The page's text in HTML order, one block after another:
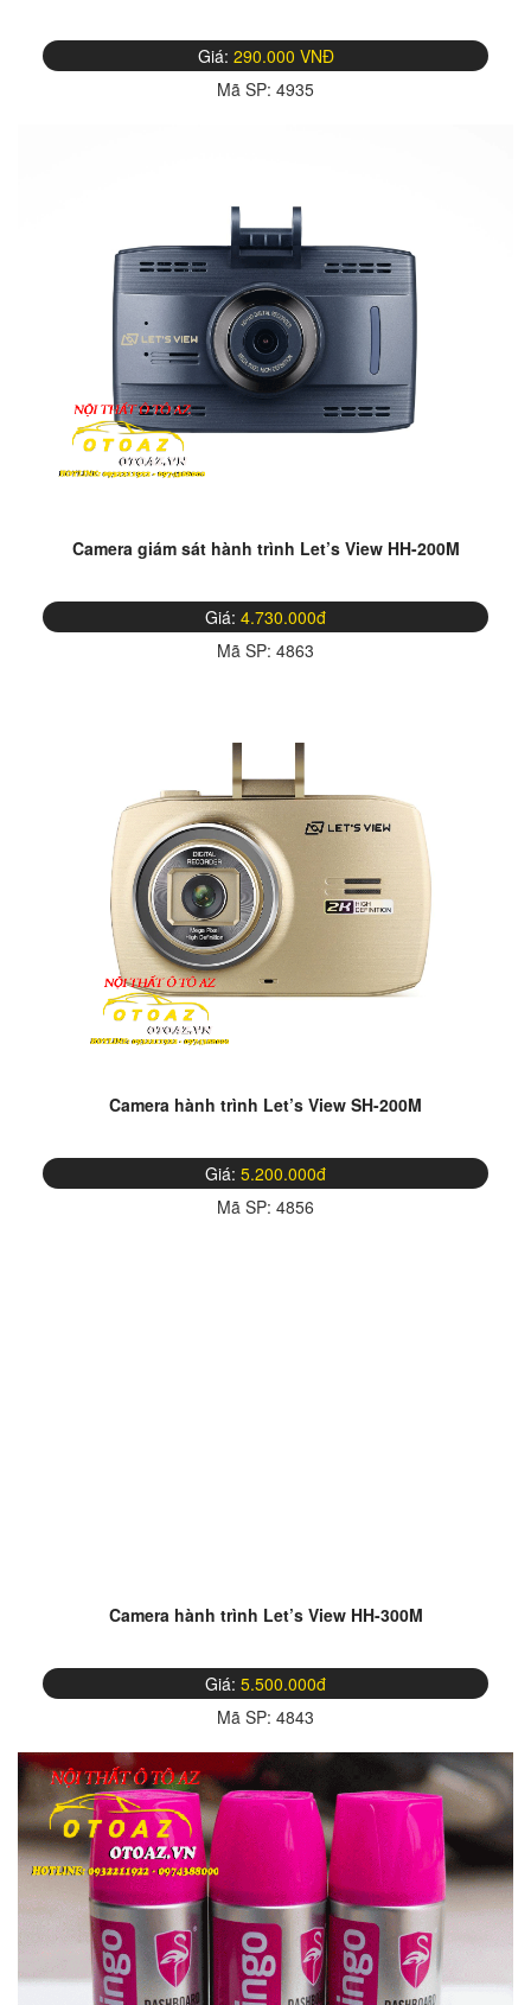
Giá: 290.000 VNĐ
Mã SP: 4935
Camera giám sát hành trình Let’s View HH-200M
Giá: 4.730.000đ
Mã SP: 4863
Camera hành trình Let’s View SH-200M
Giá: 5.200.000đ
Mã SP: 4856
Camera hành trình Let’s View HH-300M
Giá: 5.500.000đ
Mã SP: 4843